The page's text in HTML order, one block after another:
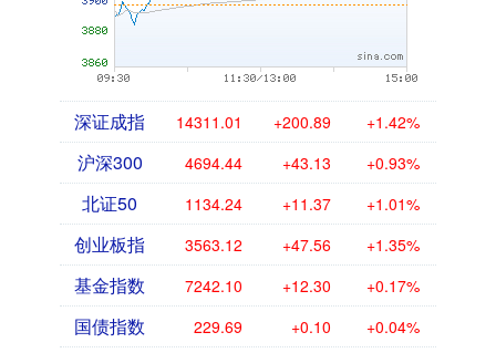
深证成指 14311.01 +200.89 +1.42%
沪深300 4694.44 +43.13 +0.93%
北证50 1134.24 +11.37 +1.01%
创业板指 3563.12 +47.56 +1.35%
基金指数 7242.10 +12.30 +0.17%
国债指数 229.69 +0.10 +0.04%